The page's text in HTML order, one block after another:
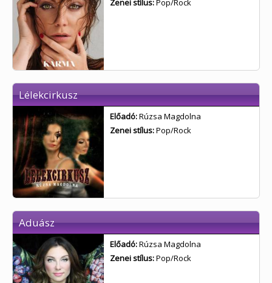
Zenei stílus: Pop/Rock
Lélekcirkusz
Előadó:Rúzsa Magdolna
Zenei stílus:Pop/Rock
Aduász
Előadó:Rúzsa Magdolna
Zenei stílus:Pop/Rock